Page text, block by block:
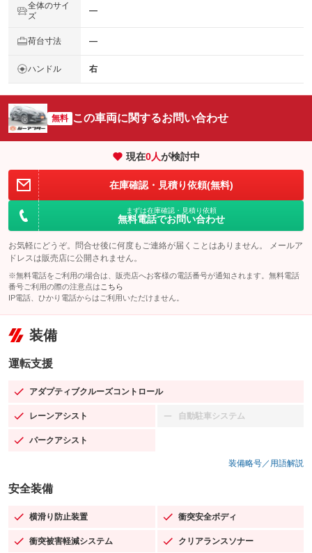
全体のサイ
ズ
―
荷台寸法 ―
ハンドル 右
無料 この車両に関するお問い合わせ
現在0人が検討中
在庫確認・見積り依頼(無料)
まずは在庫確認・見積り依頼
無料電話でお問い合わせ
お気軽にどうぞ。問合せ後に何度もご連絡が届くことはありません。 メールア
ドレスは販売店に公開されません。
※無料電話をご利用の場合は、販売店へお客様の電話番号が通知されます。無料電話
番号ご利用の際の注意点は こちら
IP電話、ひかり電話からはご利用いただけません。
装備
運転支援
アダプティブクルーズコントロール
：装備あり
レーンアシスト
：装備あり 自動駐車システム
：装備なし
パークアシスト
：装備あり
装備略号／用語解説
安全装備
横滑り防止装置
：装備あり 衝突安全ボディ
：装備あり
衝突被害軽減システム
：装備あり クリアランスソナー
：装備あり